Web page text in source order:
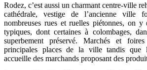
Rodez, c’est aussi un charmant centre-ville
cathédrale, vestige de l’ancienne ville
nombreuses rues et ruelles piétonnes, on y
typiques, dont certaines à colombages,
superbement préservé. Marchés et
principales places de la ville tandis que
accueille des marchands proposant des